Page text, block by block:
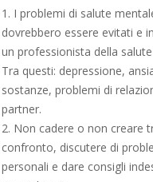
I problemi di salute
dovrebbero essere evitati e
un professionista della
Tra questi: depressione,
sostanze, problemi di
partner.
Non cadere o non creare
confronto, discutere di
personali e dare consigli